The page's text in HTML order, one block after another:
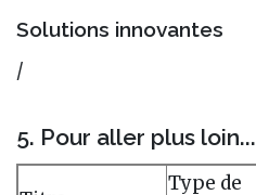
Solutions innovantes
/
5. Pour aller plus loin...
Type de